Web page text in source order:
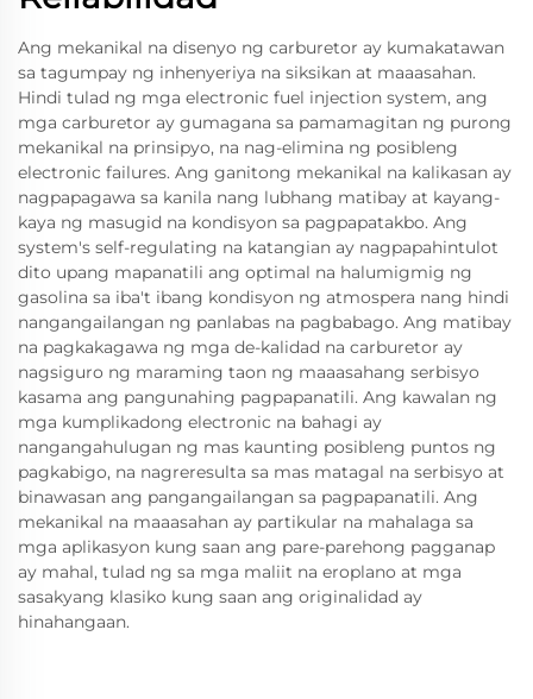
Ang mekanikal na disenyo ng carburetor ay kumakatawan
sa tagumpay ng inhenyeriya na siksikan at maaasahan.
Hindi tulad ng mga electronic fuel injection system, ang
mga carburetor ay gumagana sa pamamagitan ng purong
mekanikal na prinsipyo, na nag-elimina ng posibleng
electronic failures. Ang ganitong mekanikal na kalikasan ay
nagpapagawa sa kanila nang lubhang matibay at kayang-
kaya ng masugid na kondisyon sa pagpapatakbo. Ang
system's self-regulating na katangian ay nagpapahintulot
dito upang mapanatili ang optimal na halumigmig ng
gasolina sa iba't ibang kondisyon ng atmospera nang hindi
nangangailangan ng panlabas na pagbabago. Ang matibay
na pagkakagawa ng mga de-kalidad na carburetor ay
nagsiguro ng maraming taon ng maaasahang serbisyo
kasama ang pangunahing pagpapanatili. Ang kawalan ng
mga kumplikadong electronic na bahagi ay
nangangahulugan ng mas kaunting posibleng puntos ng
pagkabigo, na nagreresulta sa mas matagal na serbisyo at
binawasan ang pangangailangan sa pagpapanatili. Ang
mekanikal na maaasahan ay partikular na mahalaga sa
mga aplikasyon kung saan ang pare-parehong pagganap
ay mahal, tulad ng sa mga maliit na eroplano at mga
sasakyang klasiko kung saan ang originalidad ay
hinahangaan.